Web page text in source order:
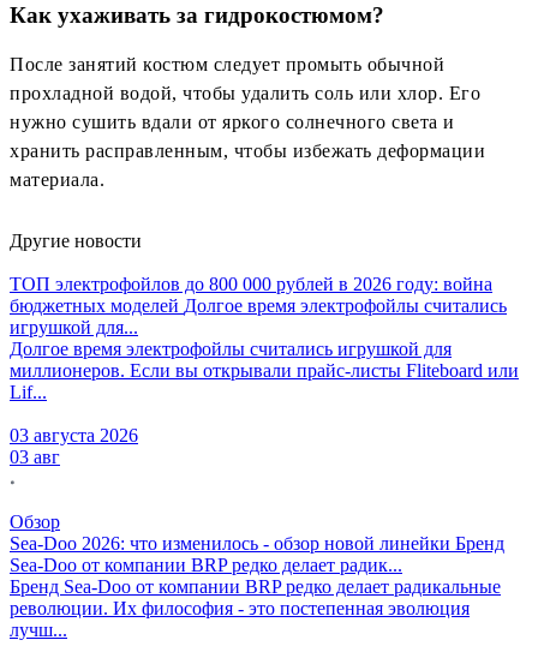
Как ухаживать за гидрокостюмом?
После занятий костюм следует промыть обычной
прохладной водой, чтобы удалить соль или хлор. Его
нужно сушить вдали от яркого солнечного света и
хранить расправленным, чтобы избежать деформации
материала.
Другие новости
ТОП электрофойлов до 800 000 рублей в 2026 году: война
бюджетных моделей Долгое время электрофойлы считались
игрушкой для...
Долгое время электрофойлы считались игрушкой для
миллионеров. Если вы открывали прайс-листы Fliteboard или
Lif...
03 августа 2026
03 авг
Обзор
Sea-Doo 2026: что изменилось - обзор новой линейки Бренд
Sea-Doo от компании BRP редко делает радик...
Бренд Sea-Doo от компании BRP редко делает радикальные
революции. Их философия - это постепенная эволюция
лучш...